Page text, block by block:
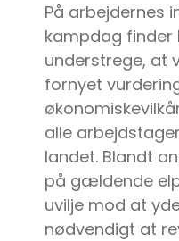
På arbejdernes
kampdag finder
understrege, at
fornyet
alle
landet. Blandt
på gældende
uvilje mod at
nødvendigt at